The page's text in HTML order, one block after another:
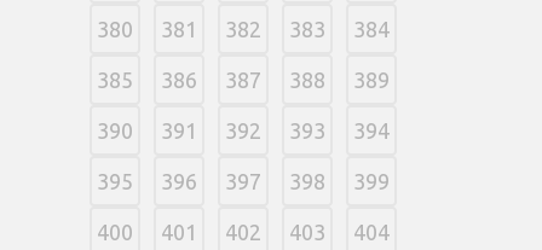
380 381 382 383 384
385 386 387 388 389
390 391 392 393 394
395 396 397 398 399
400 401 402 403 404